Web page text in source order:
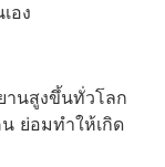
อง
านสูงขึ้นทั่วโลก
ย่อมทำให้เกิด